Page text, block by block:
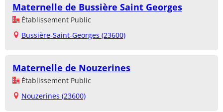
Maternelle de Bussière Saint Georges
Établissement Public
Bussière-Saint-Georges (23600)
Maternelle de Nouzerines
Établissement Public
Nouzerines (23600)